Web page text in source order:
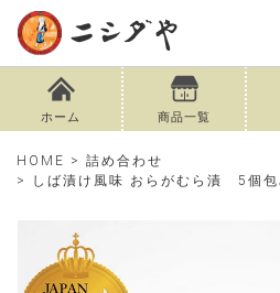
ホーム 商品一覧
HOME
詰め合わせ
しば漬け風味 おらがむら漬 5個包